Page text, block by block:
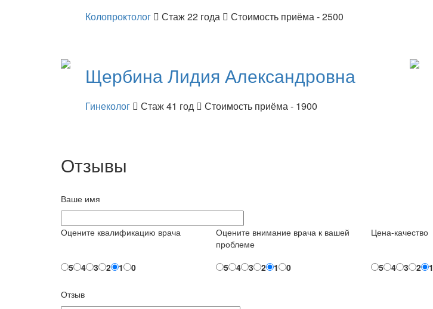
Колопроктолог Стаж 22 года Стоимость приёма - 2500
ЩербинаЛидия Александровна
Гинеколог Стаж 41 год Стоимость приёма - 1900
Отзывы
Ваше имя
Оцените квалификацию врача
5 4 3 2 1 0
Оцените внимание врача к вашей
проблеме
5
4 3 2 1 0
Цена-качество
5 4 3 2 1
Отзыв